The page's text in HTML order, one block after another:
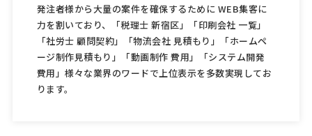
発注者様から大量の案件を確保するために WEB集客に
力を割いており、「税理士 新宿区」「印刷会社 一覧」
「社労士 顧問契約」「物流会社 見積もり」「ホームペ
ージ制作見積もり」「動画制作 費用」「システム開発
費用」様々な業界のワードで上位表示を多数実現してお
ります。